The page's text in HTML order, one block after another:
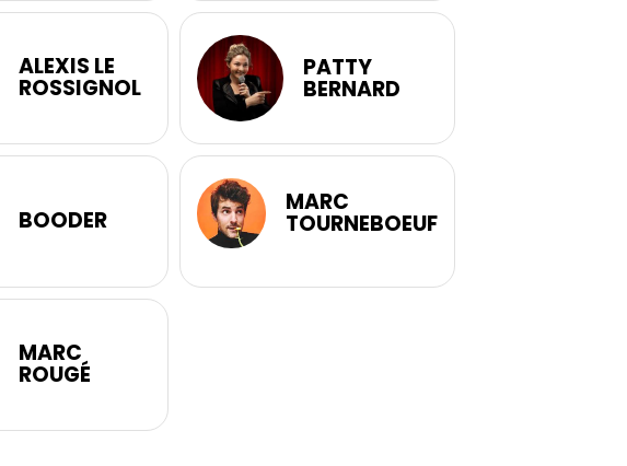
ALEXIS LE
ROSSIGNOL
PATTY
BERNARD
BOODER
MARC
TOURNEBOEUF
MARC
ROUGÉ